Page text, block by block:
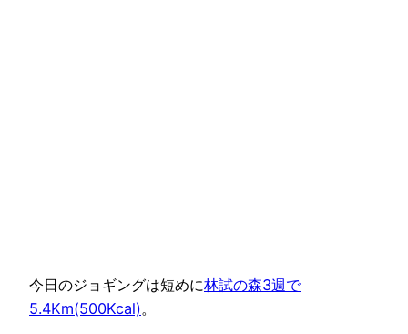
今日のジョギングは短めに林試の森3週で
5.4Km(500Kcal)。